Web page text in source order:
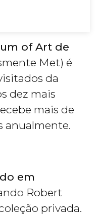
of Art de
Met) é
da
dez mais
mais de
anualmente.
em
Robert
privada.